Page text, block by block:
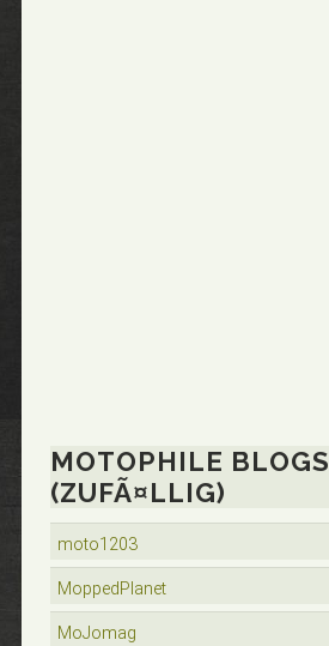
MOTOPHILE BLOGS
(ZUFÃ¤LLIG)
moto1203
MoppedPlanet
MoJomag